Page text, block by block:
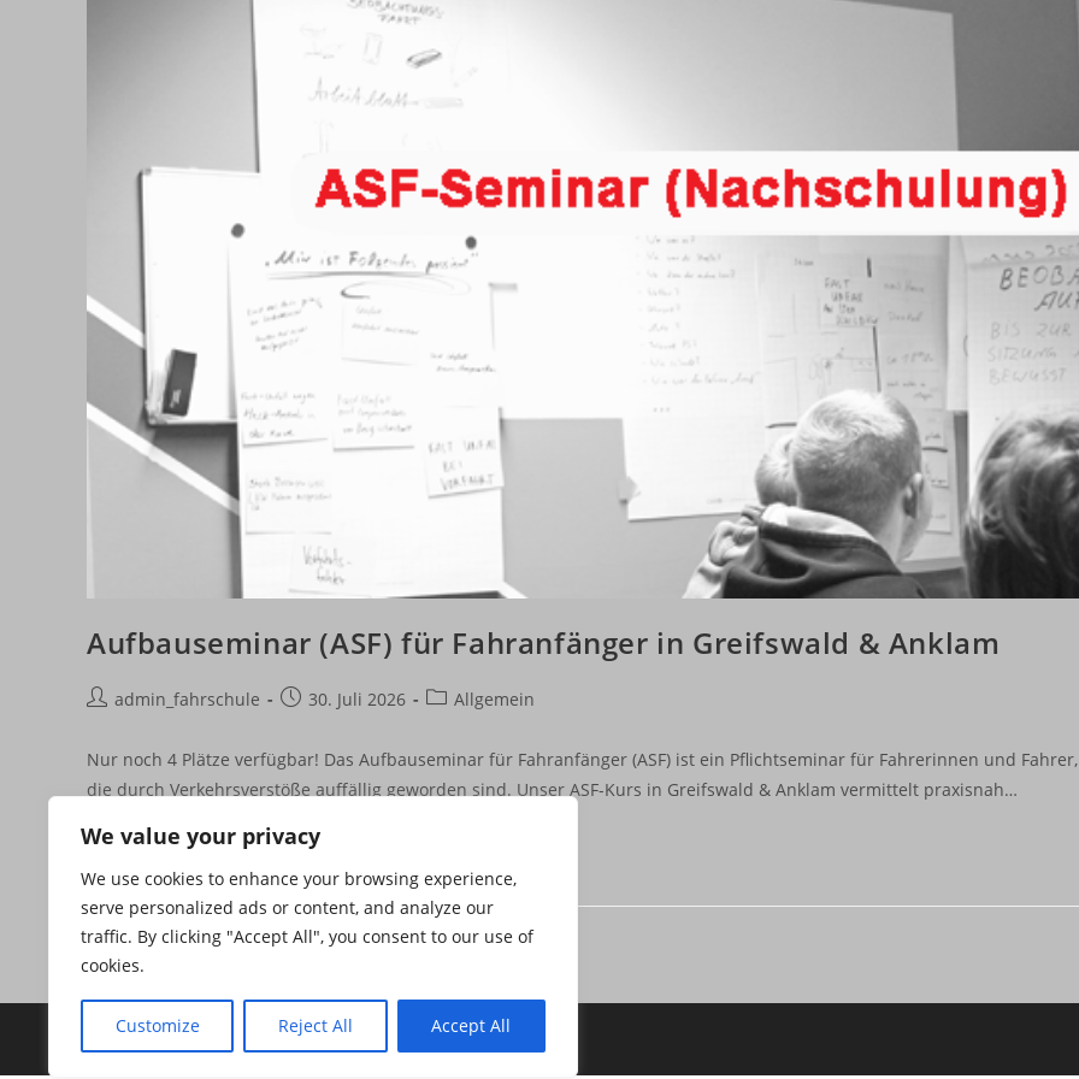
We value your privacy
We use cookies to enhance your browsing experience,
serve personalized ads or content, and analyze our
traffic. By clicking "Accept All", you consent to our use of
cookies.
Customize Reject All Accept All
Aufbauseminar (ASF) für Fahranfänger in Greifswald & Anklam
Beitrags-
admin_fahrschule
Beitrag30. Juli 2026
Beitrags-
Allgemein
Nur noch 4 Plätze verfügbar! Das Aufbauseminar für Fahranfänger (ASF) ist ein Pflichtseminar für Fahrerinnen und Fahrer,
die durch Verkehrsverstöße auffällig geworden sind. Unser ASF-Kurs in Greifswald & Anklam vermittelt praxisnah…
WeiterlesenAufbauseminar
Für
Fahranfänger
In
Greifswald
&